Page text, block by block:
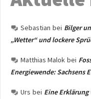
Sebastian bei Bilger
„Wetter“ und lockere
Matthias Malok bei
Energiewende: Sachsens
Urs bei Eine Erklärung